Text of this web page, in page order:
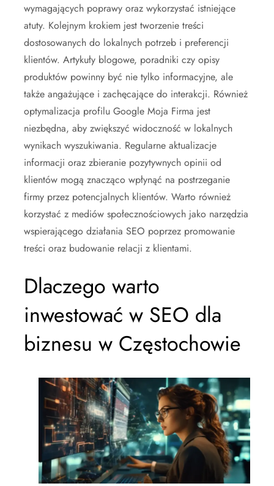
wymagających poprawy oraz wykorzystać istniejące
atuty. Kolejnym krokiem jest tworzenie treści
dostosowanych do lokalnych potrzeb i preferencji
klientów. Artykuły blogowe, poradniki czy opisy
produktów powinny być nie tylko informacyjne, ale
także angażujące i zachęcające do interakcji. Również
optymalizacja profilu Google Moja Firma jest
niezbędna, aby zwiększyć widoczność w lokalnych
wynikach wyszukiwania. Regularne aktualizacje
informacji oraz zbieranie pozytywnych opinii od
klientów mogą znacząco wpłynąć na postrzeganie
firmy przez potencjalnych klientów. Warto również
korzystać z mediów społecznościowych jako narzędzia
wspierającego działania SEO poprzez promowanie
treści oraz budowanie relacji z klientami.
Dlaczego warto
inwestować w SEO dla
biznesu w Częstochowie